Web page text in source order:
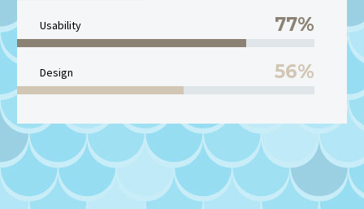
Usability 77%
Design 56%